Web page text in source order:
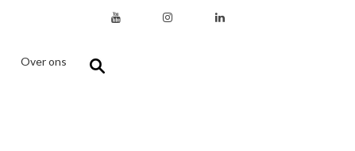
Over ons